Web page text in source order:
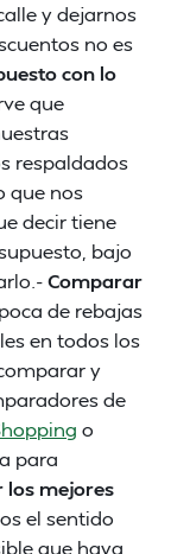
y dejarnos
no es
con lo
que
respaldados
que nos
decir tiene
bajo
Comparar
de rebajas
en todos los
y
de
o
para
los mejores
el sentido
que haya